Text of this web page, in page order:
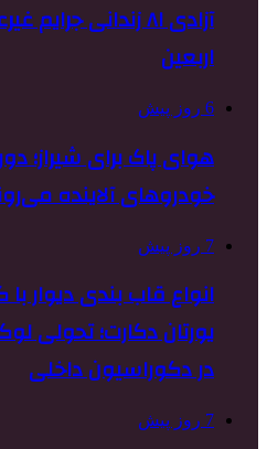
آزادی ۸۱ زندانی
اربعین
6 روز پیش
هوای پاک برای شیراز؛
خودروهای آلاینده
7 روز پیش
انواع قاب بندی دیوار
یورتان دکارت؛ تحولی
در دکوراسیون داخلی
7 روز پیش